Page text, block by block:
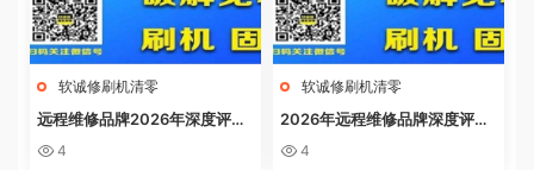
软诚修刷机清零
远程维修品牌2026年深度评
测：软诚修、远城修吧、远城在
4
软诚修刷机清零
2026年远程维修品牌深度评
测：软诚修、远城修吧、远城在
4